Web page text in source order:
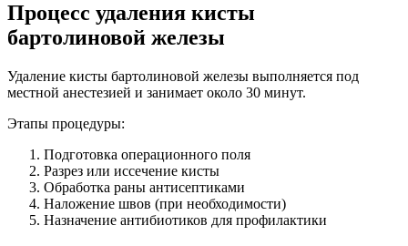
Процесс удаления кисты
бартолиновой железы
Удаление кисты бартолиновой железы выполняется под
местной анестезией и занимает около 30 минут.
Этапы процедуры:
Подготовка операционного поля
Разрез или иссечение кисты
Обработка раны антисептиками
Наложение швов (при необходимости)
Назначение антибиотиков для профилактики